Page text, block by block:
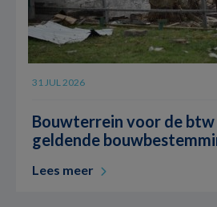
31 JUL 2026
Bouwterrein voor de
geldende
Lees meer